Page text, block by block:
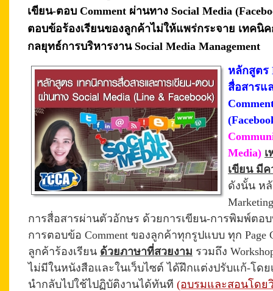
เขียน-ตอบ Comment ผ่านทาง Social Media
ตอบข้อร้องเรียนของลูกค้าไม่ให้แพร่กระจาย เทคนิ
กลยุทธ์การบริหารงาน Social Media Management
หลักสูตร
สื่อสารแ
Media)
เขียน มี
ดังนั้น หลั
การสื่อสารผ่านตัวอักษร ด้วยการเขียน-การพิมพ์ตอบ
การตอบข้อ Comment ของลูกค้าทุกรูปแบบ ทุก Page
ลูกค้าร้องเรียน ด้วยภาษาที่สวยงาม รวมถึง
ไม่มีในหนังสือและในเว็บไซต์ ได้ฝึกแต่งปรับแก้-โด
นำกลับไปใช้ไปฏิบัติงานได้ทันที (อบรมและสอนโดยวิ